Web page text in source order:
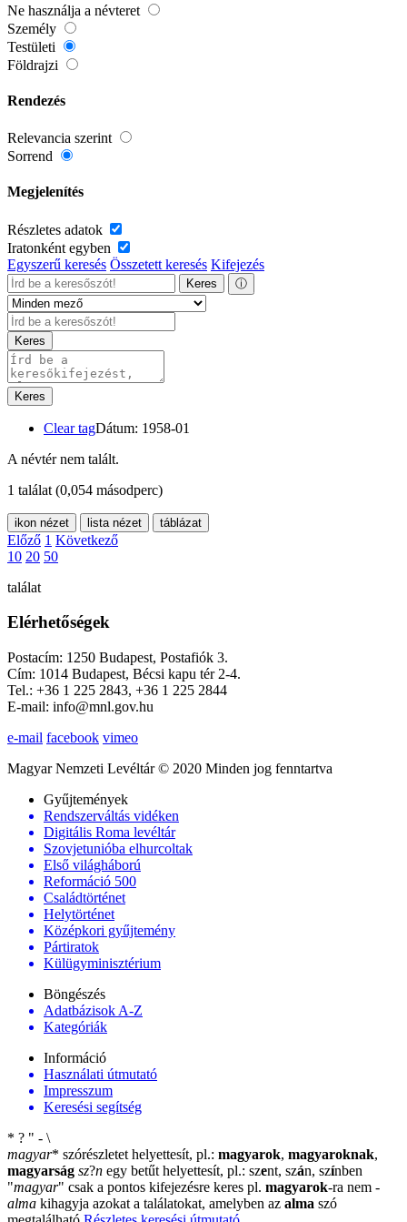
Ne használja a névteret
Személy
Testületi
Földrajzi
Rendezés
Relevancia szerint
Sorrend
Megjelenítés
Részletes adatok
Iratonként egyben
Egyszerű keresés Összetett keresés Kifejezés
Keres ⓘ
Keres
Keres
Clear tagDátum: 1958-01
A névtér nem talált.
1 találat (0,054 másodperc)
ikon nézet lista nézet táblázat
Előző 1 Következő
10 20 50
találat
Elérhetőségek
Postacím: 1250 Budapest, Postafiók 3.
Cím: 1014 Budapest, Bécsi kapu tér 2-4.
Tel.: +36 1 225 2843, +36 1 225 2844
E-mail: info@mnl.gov.hu
e-mail facebook vimeo
Magyar Nemzeti Levéltár © 2020 Minden jog fenntartva
Gyűjtemények
Rendszerváltás vidéken
Digitális Roma levéltár
Szovjetunióba elhurcoltak
Első világháború
Reformáció 500
Családtörténet
Helytörténet
Középkori gyűjtemény
Pártiratok
Külügyminisztérium
Böngészés
Adatbázisok A-Z
Kategóriák
Információ
Használati útmutató
Impresszum
Keresési segítség
* ? " - \
magyar* szórészletet helyettesít, pl.: magyarok, magyaroknak,
magyarság sz?n egy betűt helyettesít, pl.: szent, szán, színben
"magyar" csak a pontos kifejezésre keres pl. magyarok-ra nem -
alma kihagyja azokat a találatokat, amelyben az alma szó